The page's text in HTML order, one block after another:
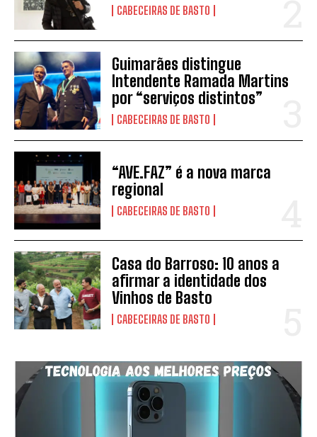
Li e aceito a vossa Politica de Privacidade
CABECEIRAS DE BASTO
Guimarães distingue
Intendente Ramada Martins
por “serviços distintos”
CABECEIRAS DE BASTO
“AVE.FAZ” é a nova marca
regional
CABECEIRAS DE BASTO
Casa do Barroso: 10 anos a
afirmar a identidade dos
Vinhos de Basto
CABECEIRAS DE BASTO